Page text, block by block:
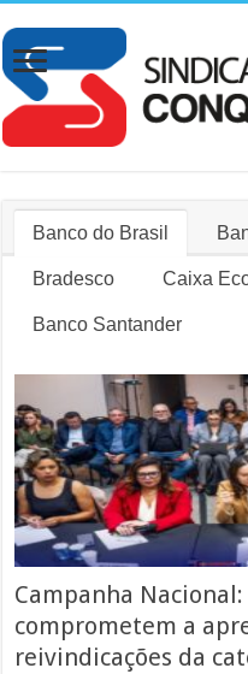
Banco do Brasil
Bradesco Caixa
Banco Santander
Campanha Nacional:
comprometem a
reivindicações da